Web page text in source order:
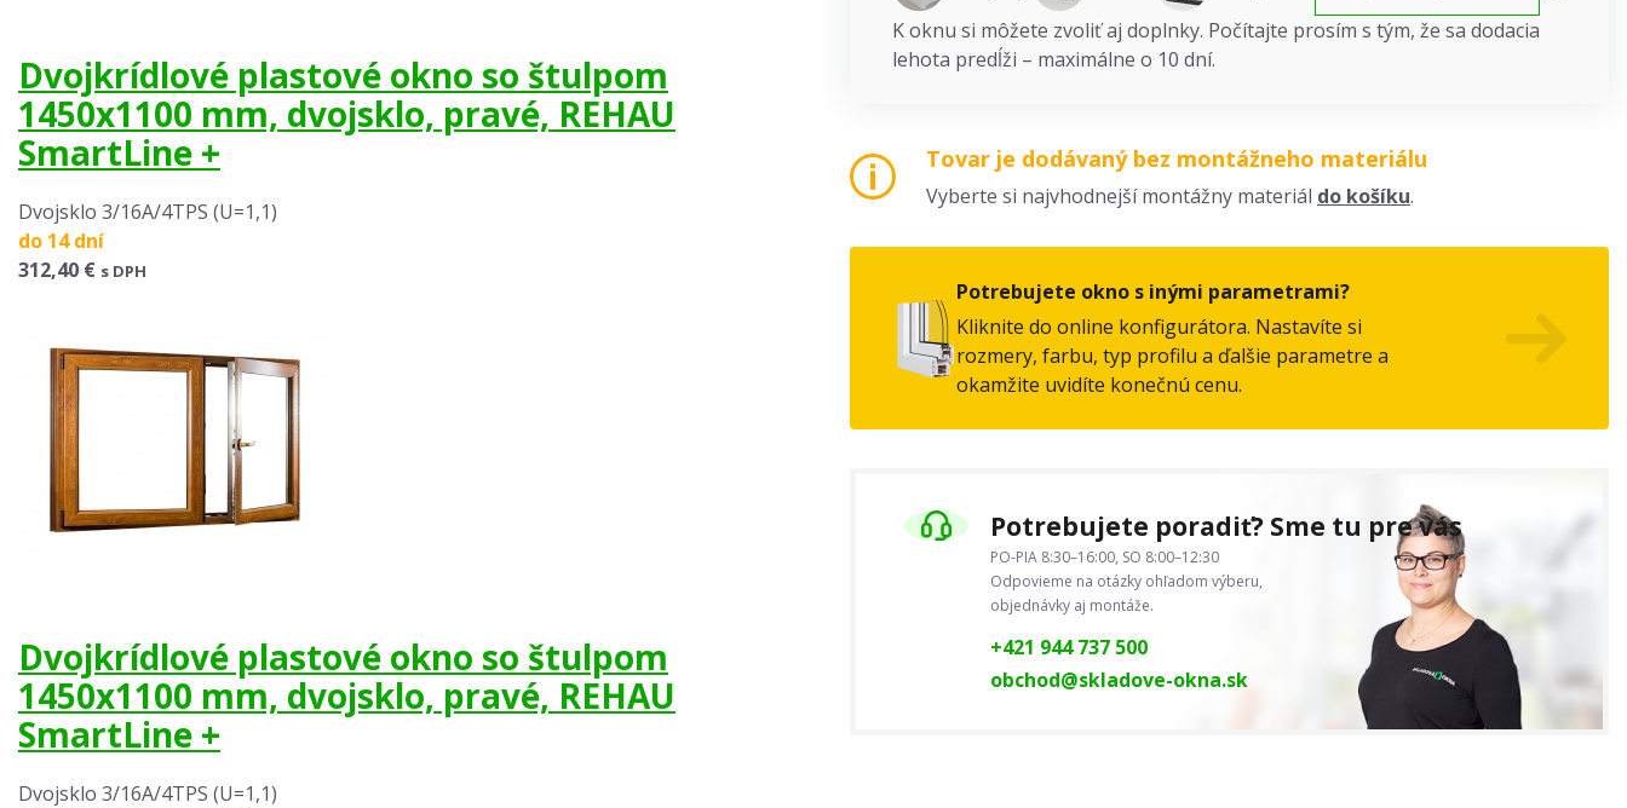
Dvojkrídlové plastové okno so štulpom
1450x1100 mm, dvojsklo, pravé, REHAU
SmartLine +
Dvojsklo 3/16A/4TPS (U=1,1)
do 14 dní
312,40 € s DPH
Dvojkrídlové plastové okno so štulpom
1450x1100 mm, dvojsklo, pravé, REHAU
SmartLine +
Dvojsklo 3/16A/4TPS (U=1,1)
K oknu si môžete zvoliť aj doplnky. Počítajte prosím s tým, že sa dodacia
lehota predĺži – maximálne o 10 dní.
Tovar je dodávaný bez montážneho materiálu
Vyberte si najvhodnejší montážny materiál do košíku.
Potrebujete okno s inými parametrami?
Kliknite do online konfigurátora. Nastavíte si
rozmery, farbu, typ profilu a ďalšie parametre a
okamžite uvidíte konečnú cenu.
Potrebujete poradiť? Sme tu pre vás
PO-PIA 8:30–16:00, SO 8:00–12:30
Odpovieme na otázky ohľadom výberu,
objednávky aj montáže.
+421 944 737 500
obchod@skladove-okna.sk